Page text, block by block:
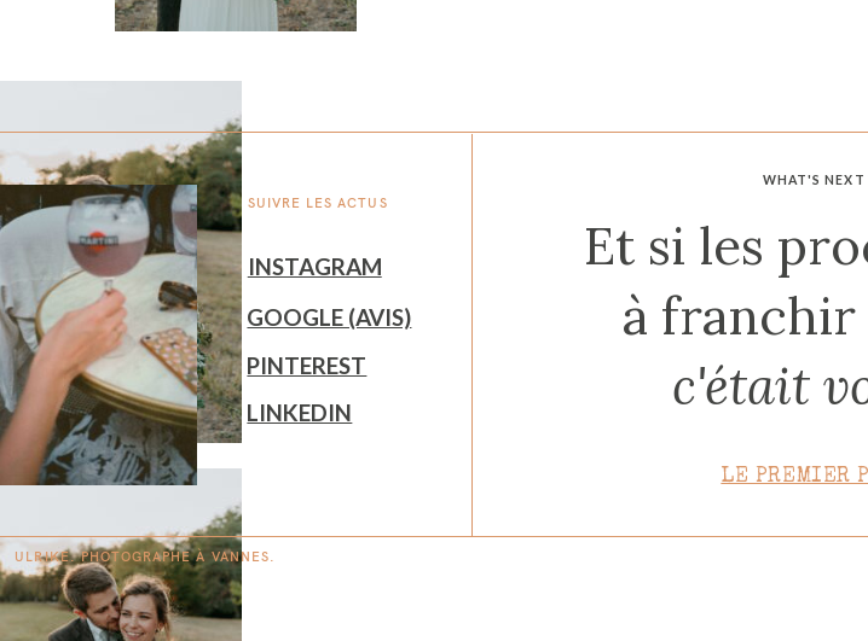
WHAT'S NEXT
SUIVRE LES ACTUS
Et si les
à franchir
c'était
INSTAGRAM
GOOGLE (AVIS)
PINTEREST
LINKEDIN
LE PREMIER
ULRIKE. PHOTOGRAPHE À VANNES.